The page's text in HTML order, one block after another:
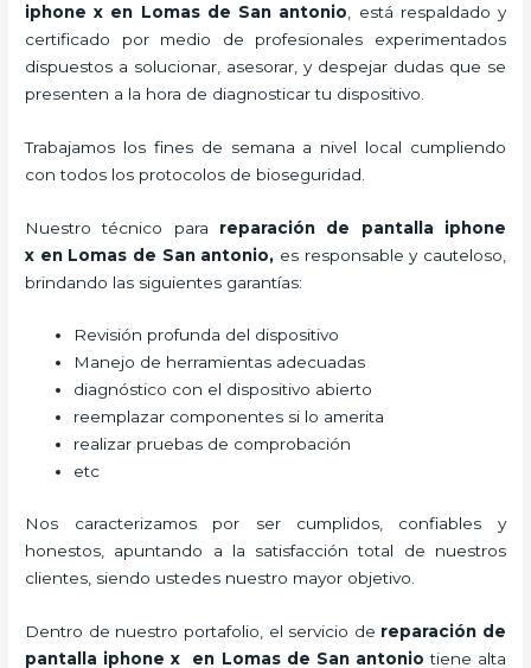
iphone x en Lomas de San antonio , está respaldado y
certificado por medio de profesionales experimentados
dispuestos a solucionar, asesorar, y despejar dudas que se
presenten a la hora de diagnosticar tu dispositivo.
Trabajamos los fines de semana a nivel local cumpliendo
con todos los protocolos de bioseguridad.
Nuestro técnico para reparación de pantalla iphone
x en Lomas de San antonio, es responsable y cauteloso,
brindando las siguientes garantías:
Revisión profunda del dispositivo
Manejo de herramientas adecuadas
diagnóstico con el dispositivo abierto
reemplazar componentes si lo amerita
realizar pruebas de comprobación
etc
Nos caracterizamos por ser cumplidos, confiables y
honestos, apuntando a la satisfacción total de nuestros
clientes, siendo ustedes nuestro mayor objetivo.
Dentro de nuestro portafolio, el servicio de reparación de
pantalla iphone x en Lomas de San antonio tiene alta